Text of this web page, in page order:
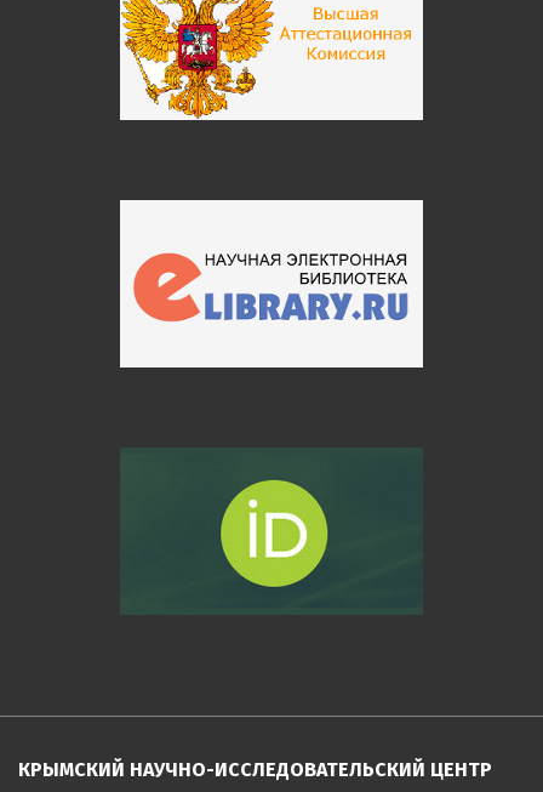
КРЫМСКИЙ НАУЧНО-ИССЛЕДОВАТЕЛЬСКИЙ ЦЕНТР